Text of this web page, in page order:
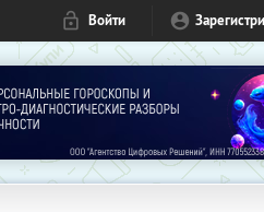
Войти